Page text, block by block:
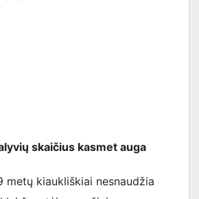
skaičius kasmet auga
kiaukliškiai nesnaudžia